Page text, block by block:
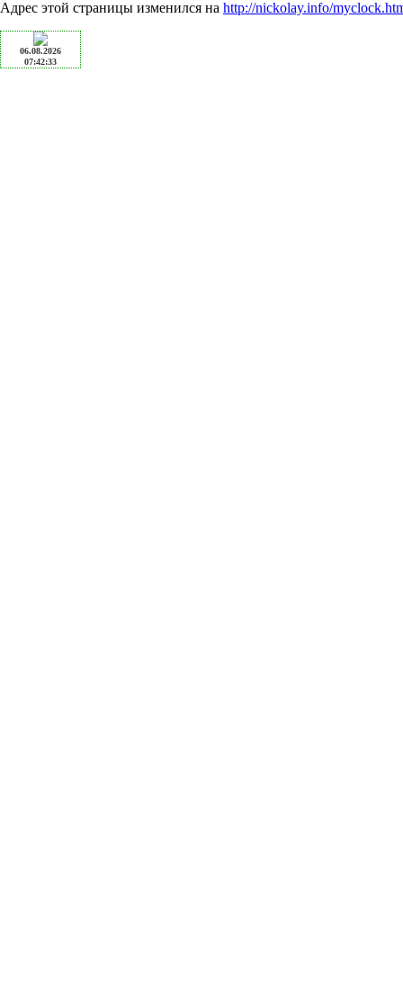
Адрес этой страницы изменился на http://nickolay.info/
06.08.2026
07:42:33